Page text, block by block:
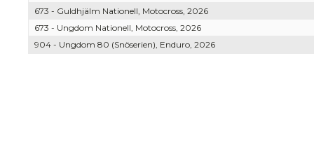
673 - Guldhjälm Nationell, Motocross, 2026
673 - Ungdom Nationell, Motocross, 2026
904 - Ungdom 80 (Snöserien), Enduro, 2026